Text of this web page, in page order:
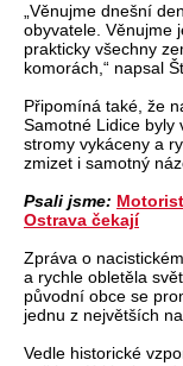
„Věnujme dnešní
obyvatele. Věnujme
prakticky všechny
komorách,“ napsal
Připomíná také, že
Samotné Lidice byly
stromy vykáceny a
zmizet i samotný
Psali jsme:
Ostrava čekají
Zpráva o
a rychle obletěla
původní obce se
jednu z největších
Vedle historické